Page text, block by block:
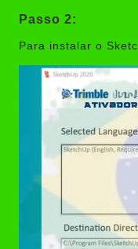
Passo 2:
Para instalar o